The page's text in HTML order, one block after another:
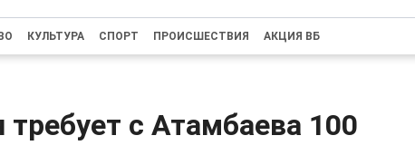
КУЛЬТУРА СПОРТ ПРОИСШЕСТВИЯ АКЦИЯ ВБ
требует с Атамбаева 100